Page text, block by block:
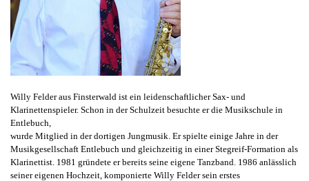
Willy Felder aus Finsterwald ist ein leidenschaftlicher Sax- und
Klarinettenspieler. Schon in der Schulzeit besuchte er die Musikschule in
Entlebuch,
wurde Mitglied in der dortigen Jungmusik. Er spielte einige Jahre in der
Musikgesellschaft Entlebuch und gleichzeitig in einer Stegreif-Formation als
Klarinettist. 1981 gründete er bereits seine eigene Tanzband. 1986 anlässlich
seiner eigenen Hochzeit, komponierte Willy Felder sein erstes